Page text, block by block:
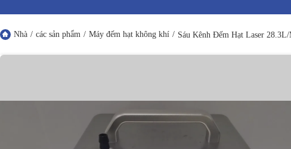
Nhà / các sản phẩm / Máy đếm hạt không khí / Sáu Kênh Đếm Hạt Laser